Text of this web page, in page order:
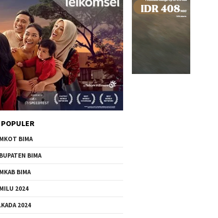
BIMA
BIMA
BIMA
2024
2024